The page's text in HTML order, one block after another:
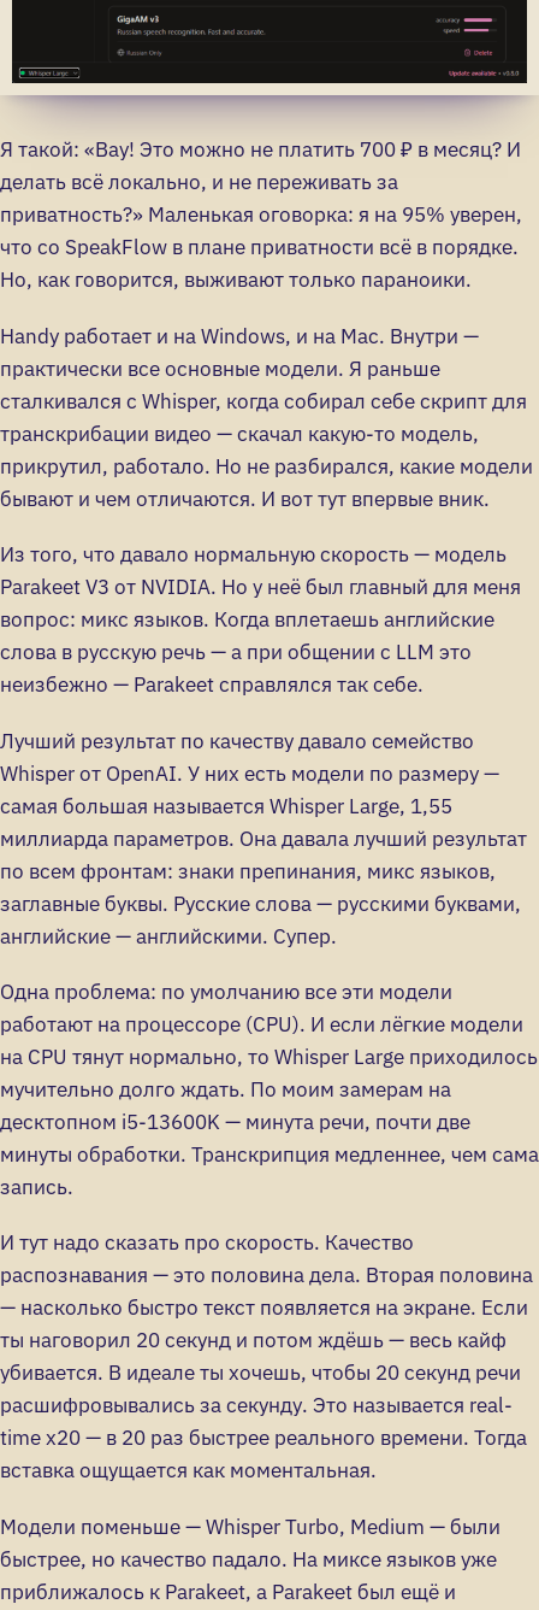
Я такой: «Вау! Это можно не платить 700 ₽ в месяц? И
делать всё локально, и не переживать за
приватность?» Маленькая оговорка: я на 95% уверен,
что со SpeakFlow в плане приватности всё в порядке.
Но, как говорится, выживают только параноики.
Handy работает и на Windows, и на Mac. Внутри —
практически все основные модели. Я раньше
сталкивался с Whisper, когда собирал себе скрипт для
транскрибации видео — скачал какую-то модель,
прикрутил, работало. Но не разбирался, какие модели
бывают и чем отличаются. И вот тут впервые вник.
Из того, что давало нормальную скорость — модель
Parakeet V3 от NVIDIA. Но у неё был главный для меня
вопрос: микс языков. Когда вплетаешь английские
слова в русскую речь — а при общении с LLM это
неизбежно — Parakeet справлялся так себе.
Лучший результат по качеству давало семейство
Whisper от OpenAI. У них есть модели по размеру —
самая большая называется Whisper Large, 1,55
миллиарда параметров. Она давала лучший результат
по всем фронтам: знаки препинания, микс языков,
заглавные буквы. Русские слова — русскими буквами,
английские — английскими. Супер.
Одна проблема: по умолчанию все эти модели
работают на процессоре (CPU). И если лёгкие модели
на CPU тянут нормально, то Whisper Large приходилось
мучительно долго ждать. По моим замерам на
десктопном i5-13600K — минута речи, почти две
минуты обработки. Транскрипция медленнее, чем сама
запись.
И тут надо сказать про скорость. Качество
распознавания — это половина дела. Вторая половина
— насколько быстро текст появляется на экране. Если
ты наговорил 20 секунд и потом ждёшь — весь кайф
убивается. В идеале ты хочешь, чтобы 20 секунд речи
расшифровывались за секунду. Это называется real-
time x20 — в 20 раз быстрее реального времени. Тогда
вставка ощущается как моментальная.
Модели поменьше — Whisper Turbo, Medium — были
быстрее, но качество падало. На миксе языков уже
приближалось к Parakeet, а Parakeet был ещё и